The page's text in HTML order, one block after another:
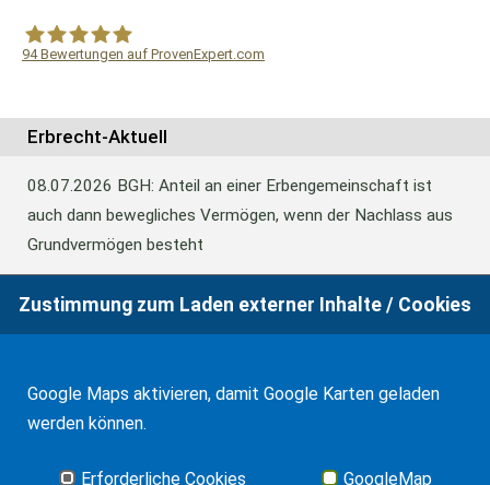
94Bewertungen auf ProvenExpert.com
Erbrecht-Aktuell
08.07.2026 BGH: Anteil an einer Erbengemeinschaft ist
auch dann bewegliches Vermögen, wenn der Nachlass aus
Grundvermögen besteht
BFH: Abweichende Festsetzung aus
17.03.2026Andalusien: Vergünstigungen bei der
Zustimmung zum Laden externer Inhalte / Cookies
Google Maps aktivieren, damit Google Karten geladen
werden können.
Erforderliche Cookies GoogleMap